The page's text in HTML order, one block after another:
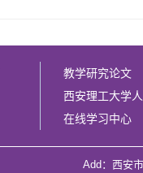
教学研究论文
西安理工大学
在线学习中心
Add：西安